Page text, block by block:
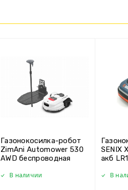
Газонокосилка-робот
ZimAni Automower 530
AWD беспроводная
В наличии
SENIX
акб
В